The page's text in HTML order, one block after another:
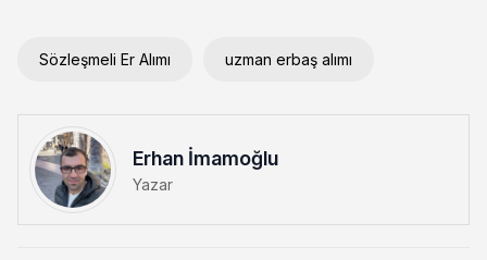
Sözleşmeli Er Alımı uzman erbaş alımı
Erhan İmamoğlu
Yazar